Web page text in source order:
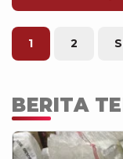
9 Tahun 1998
penyampaian
untuk tetap
orang lain
1 2
BERITA